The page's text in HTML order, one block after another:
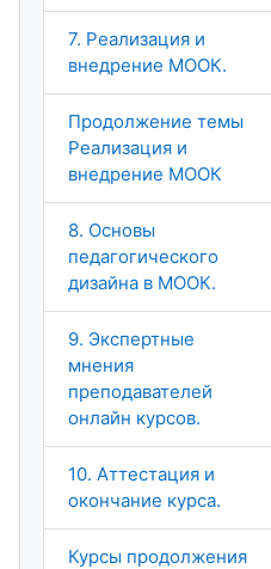
7. Реализация и
внедрение МООК.
Продолжение темы
Реализация и
внедрение МООК
8. Основы
педагогического
дизайна в МООК.
9. Экспертные
мнения
преподавателей
онлайн курсов.
10. Аттестация и
окончание курса.
Курсы продолжения